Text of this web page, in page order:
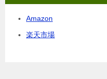
Amazon
楽天市場